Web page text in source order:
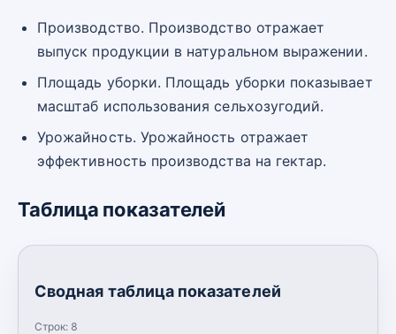
Производство. Производство отражает
выпуск продукции в натуральном выражении.
Площадь уборки. Площадь уборки показывает
масштаб использования сельхозугодий.
Урожайность. Урожайность отражает
эффективность производства на гектар.
Таблица показателей
Сводная таблица показателей
Строк: 8